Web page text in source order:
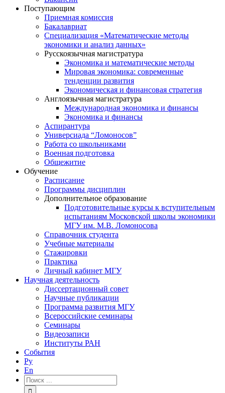
Поступающим
Приемная комиссия
Бакалавриат
Специализация «Математические методы
экономики и анализ данных»
Русскоязычная магистратура
Экономика и математические методы
Мировая экономика: современные
тенденции развития
Экономическая и финансовая стратегия
Англоязычная магистратура
Международная экономика и финансы
Экономика и финансы
Аспирантура
Универсиада “Ломоносов”
Работа со школьниками
Военная подготовка
Общежитие
Обучение
Расписание
Программы дисциплин
Дополнительное образование
Подготовительные курсы к вступительным
испытаниям Московской школы экономики
МГУ им. М.В. Ломоносова
Справочник студента
Учебные материалы
Стажировки
Практика
Личный кабинет МГУ
Научная деятельность
Диссертационный совет
Научные публикации
Программа развития МГУ
Всероссийские семинары
Семинары
Видеозаписи
Институты РАН
События
Ру
En
Результат
поиска: